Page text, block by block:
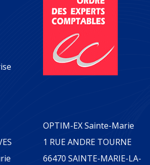
OPTIM-EX Sainte-Marie
1 RUE ANDRE TOURNE
66470 SAINTE-MARIE-LA-